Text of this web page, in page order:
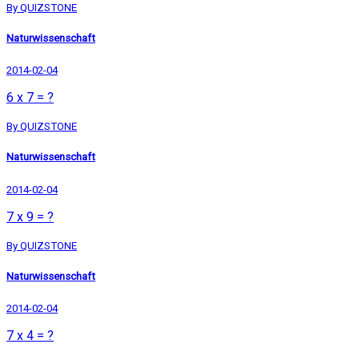
By QUIZSTONE
Naturwissenschaft
2014-02-04
6 x 7 = ?
By QUIZSTONE
Naturwissenschaft
2014-02-04
7 x 9 = ?
By QUIZSTONE
Naturwissenschaft
2014-02-04
7 x 4 = ?